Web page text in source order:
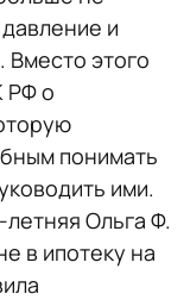
и
этого
РФ о
понимать
ими.
Ольга Ф.
в ипотеку на